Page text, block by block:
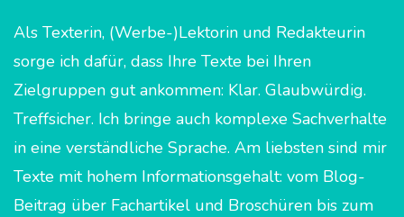
Als Texterin, (Werbe-)Lektorin und Redakteurin
sorge ich dafür, dass Ihre Texte bei Ihren
Zielgruppen gut ankommen: Klar. Glaubwürdig.
Treffsicher. Ich bringe auch komplexe Sachverhalte
in eine verständliche Sprache. Am liebsten sind mir
Texte mit hohem Informationsgehalt: vom Blog-
Beitrag über Fachartikel und Broschüren bis zum